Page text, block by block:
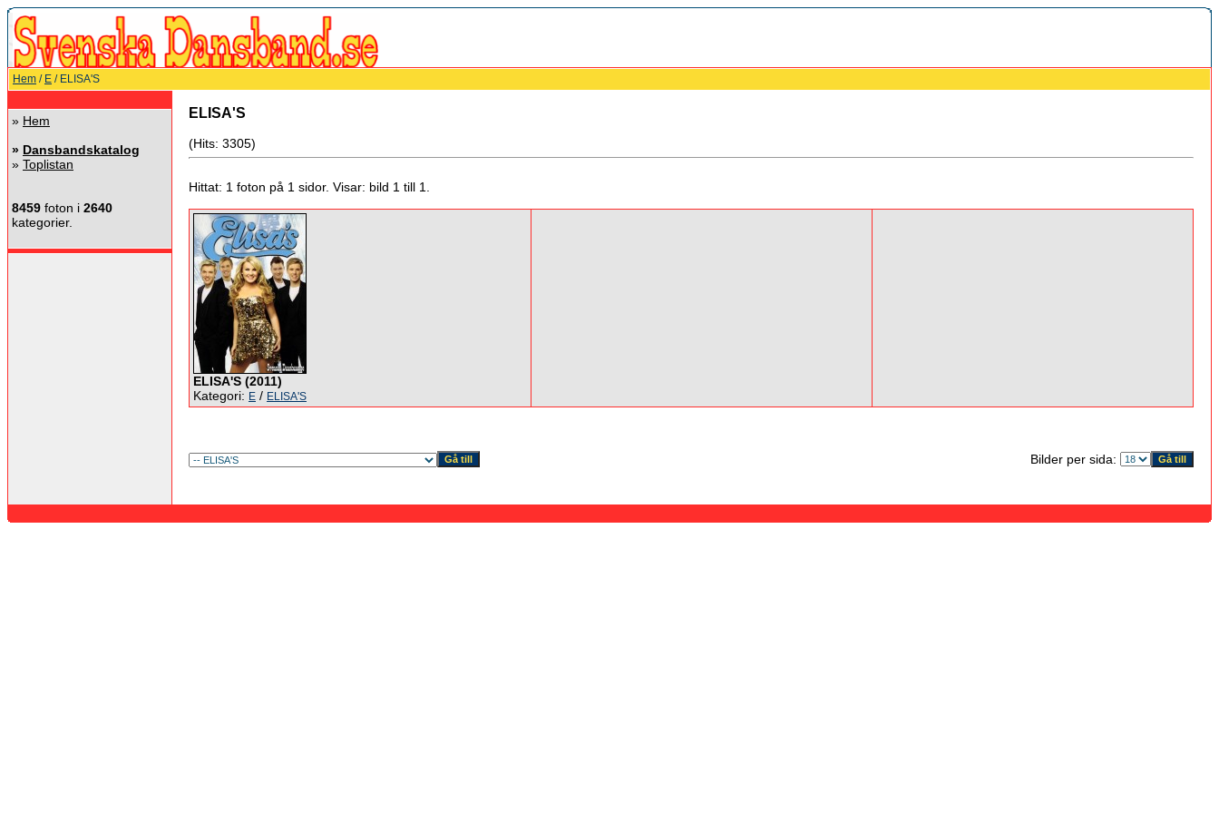
Hem / E / ELISA'S
» Hem
» Dansbandskatalog
» Toplistan
8459 foton i 2640
kategorier.
ELISA'S
(Hits: 3305)
Hittat: 1 foton på 1 sidor. Visar: bild 1 till 1.
ELISA'S (2011)
Kategori: E / ELISA'S
Bilder per sida: